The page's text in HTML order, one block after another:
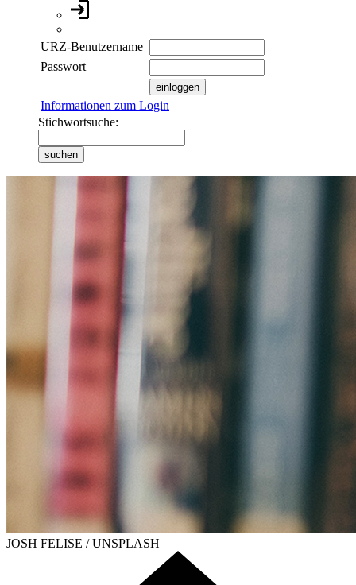
URZ-Benutzername
Passwort
Informationen zum Login
Stichwortsuche:
JOSH FELISE / UNSPLASH